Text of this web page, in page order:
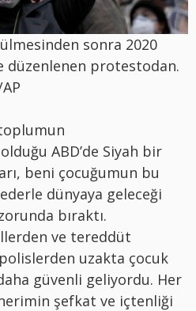
sonra 2020
düzenlenen protestodan.
ABD’de Siyah bir
beni çocuğumun bu
dünyaya geleceği
bıraktı.
ve tereddüt
uzakta çocuk
güvenli geliyordu. Her
şefkat ve içtenliği